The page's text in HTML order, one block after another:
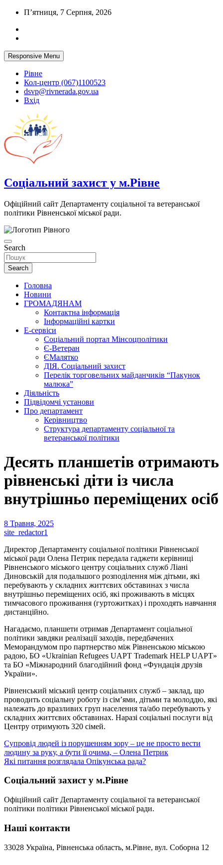
Skip
content
П’ятниця, 7 Серпня, 2026
Responsive Menu
Рівне
Кол-центр (067)1100523
dsvp@rivnerada.gov.ua
Вхід
Соціальний захист у м.Рівне
Офіційний сайт Департаменту соціальної та ветеранської
політики Рівненської міської ради.
Search
Search
Головна
Новини
ГРОМАДЯНАМ
Контактна інформація
Інформаційні картки
Е-сервіси
Соціальний портал Мінсоцполітики
Є-Ветеран
ЄМалятко
ДІЯ. Соціальний захист
Перелік торговельних майданчиків “Пакунок
малюка”
Діяльність
Підвідомчі установи
Про департамент
Керівництво
Структура департаменту соціальної та
ветеранської політики
Десять планшетів отримають
рівненські діти із числа
внутрішньо переміщених осіб
8 Травня, 2025
site_redactor1
Директор Департаменту соціальної політики Рівненської
міської ради Олена Петрик передала гаджети керівниці
Рівненського міського центру соціальних служб Ліані
Диновській для подальшого розподілення між дітьми, які
перебувають у складних життєвих обставинах з числа
внутрішньо переміщених осіб, які проживають в місцях
тимчасового проживання (гуртожитках) і проходять навчання
дистанційно.
Нагадаємо, планшети отримав Департамент соціальної
політики завдяки реалізації заходів, передбачених
Меморандумом про партнерство між Рівненською міською
радою, БО «Ukrainian Refugees UAPT Trademark HELP UAPT»
та БО «Міжнародний благодійний фонд «Фундація друзів
України».
Рівненський міський центр соціальних служб – заклад, що
проводить соціальну роботу із сім’ями, дітьми та молоддю, які
належать до вразливих груп населення та/або перебувають у
складних життєвих обставинах. Наразі соціальні послуги від
Центру отримують 320 сімей.
Навігація
записів
Супровід людей із порушенням зору – це не просто вести
людину за руку, а бути її очима, – Олена Петрик
Які питання розглядала Опікунська рада?
Соціальний захист у м.Рівне
Офіційний сайт Департаменту соціальної та ветеранської
політики політики Рівненської міської ради.
Наші контакти
33028 Україна, Рівненська область, м.Рівне, вул. Соборна 12